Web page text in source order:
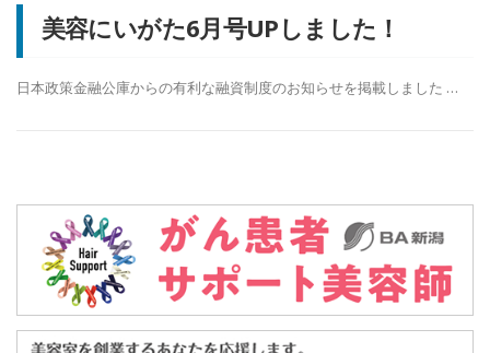
美容にいがた6月号UPしました！
日本政策金融公庫からの有利な融資制度のお知らせを掲載しました …